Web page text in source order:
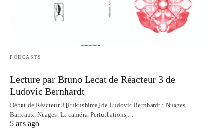
PODCASTS
Lecture par Bruno Lecat de Réacteur 3 de
Ludovic Bernhardt
Début de Réacteur 3 [Fukushima] de Ludovic Bernhardt : Nuages,
Barreaux, Nuages, La caméra, Perturbations,…
5 ans ago